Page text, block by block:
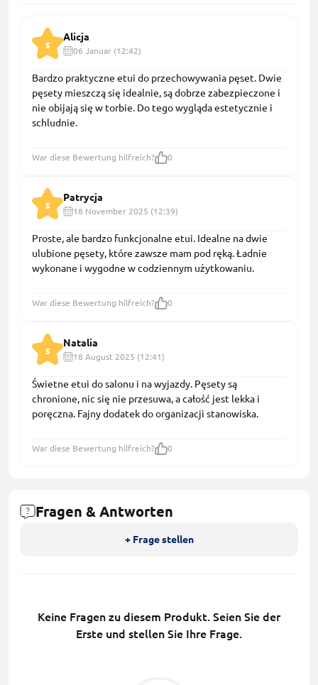
5
Alicja
06 Januar (12:42)
Bardzo praktyczne etui do przechowywania pęset. Dwie
pęsety mieszczą się idealnie, są dobrze zabezpieczone i
nie obijają się w torbie. Do tego wygląda estetycznie i
schludnie.
War diese Bewertung hilfreich? 0
5
Patrycja
18 November 2025 (12:39)
Proste, ale bardzo funkcjonalne etui. Idealne na dwie
ulubione pęsety, które zawsze mam pod ręką. Ładnie
wykonane i wygodne w codziennym użytkowaniu.
War diese Bewertung hilfreich? 0
5
Natalia
18 August 2025 (12:41)
Świetne etui do salonu i na wyjazdy. Pęsety są
chronione, nic się nie przesuwa, a całość jest lekka i
poręczna. Fajny dodatek do organizacji stanowiska.
War diese Bewertung hilfreich? 0
Fragen & Antworten
+ Frage stellen
Keine Fragen zu diesem Produkt. Seien Sie der
Erste und stellen Sie Ihre Frage.